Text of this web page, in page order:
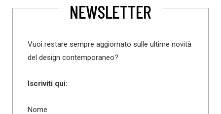
NEWSLETTER
Vuoi restare sempre aggiornato sulle ultime novità
del design contemporaneo?
Iscriviti qui:
Nome